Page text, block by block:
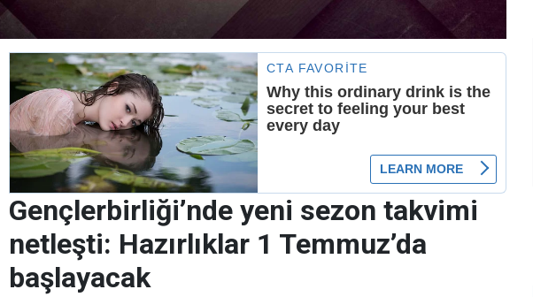
Gençlerbirliği’nde yeni sezon takvimi
netleşti: Hazırlıklar 1 Temmuz’da
başlayacak